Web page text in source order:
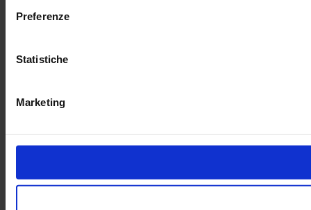
Preferenze
Statistiche
Marketing